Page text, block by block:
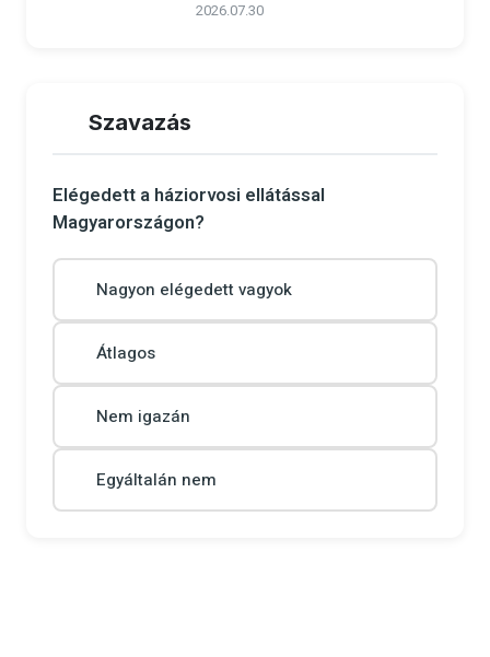
2026.07.30
Szavazás
Elégedett a háziorvosi ellátással
Magyarországon?
Nagyon elégedett vagyok
Átlagos
Nem igazán
Egyáltalán nem